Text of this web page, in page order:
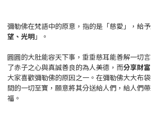
彌勒佛在梵語中的原意，指的是「慈愛」，給
望、光明 」。
圓圓的大肚能容天下事，垂垂慈耳能善解一切
了赤子之心與真誠善良的為人美德，而分享財
大家喜歡彌勒佛的原因之一。在彌勒佛大大布
間的一切至寶，願意將其分送給人們，給人們
福。